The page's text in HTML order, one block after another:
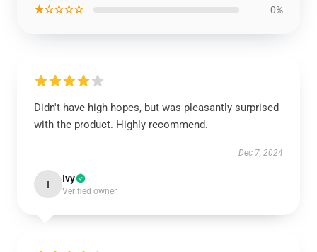
★☆☆☆☆ 0%
Didn't have high hopes, but was pleasantly surprised
with the product. Highly recommend.
Dec 7, 2024
I Ivy
Verified owner